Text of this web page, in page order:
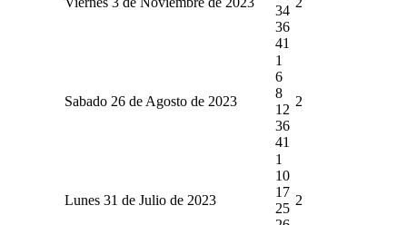
34
36
41
Sabado 26 de Agosto de 2023
1
6
8
12
36
41
2
Lunes 31 de Julio de 2023
1
10
17
25
2